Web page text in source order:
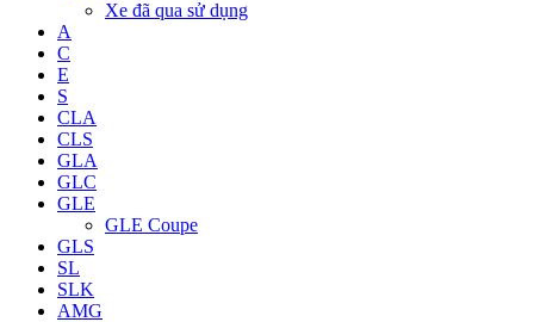
Xe đã qua sử dụng
A
C
E
S
CLA
CLS
GLA
GLC
GLE
GLE Coupe
GLS
SL
SLK
AMG